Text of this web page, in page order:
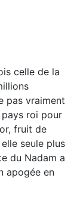
celle de la
pas vraiment
pays roi pour
fruit de
seule plus
du Nadam a
apogée en